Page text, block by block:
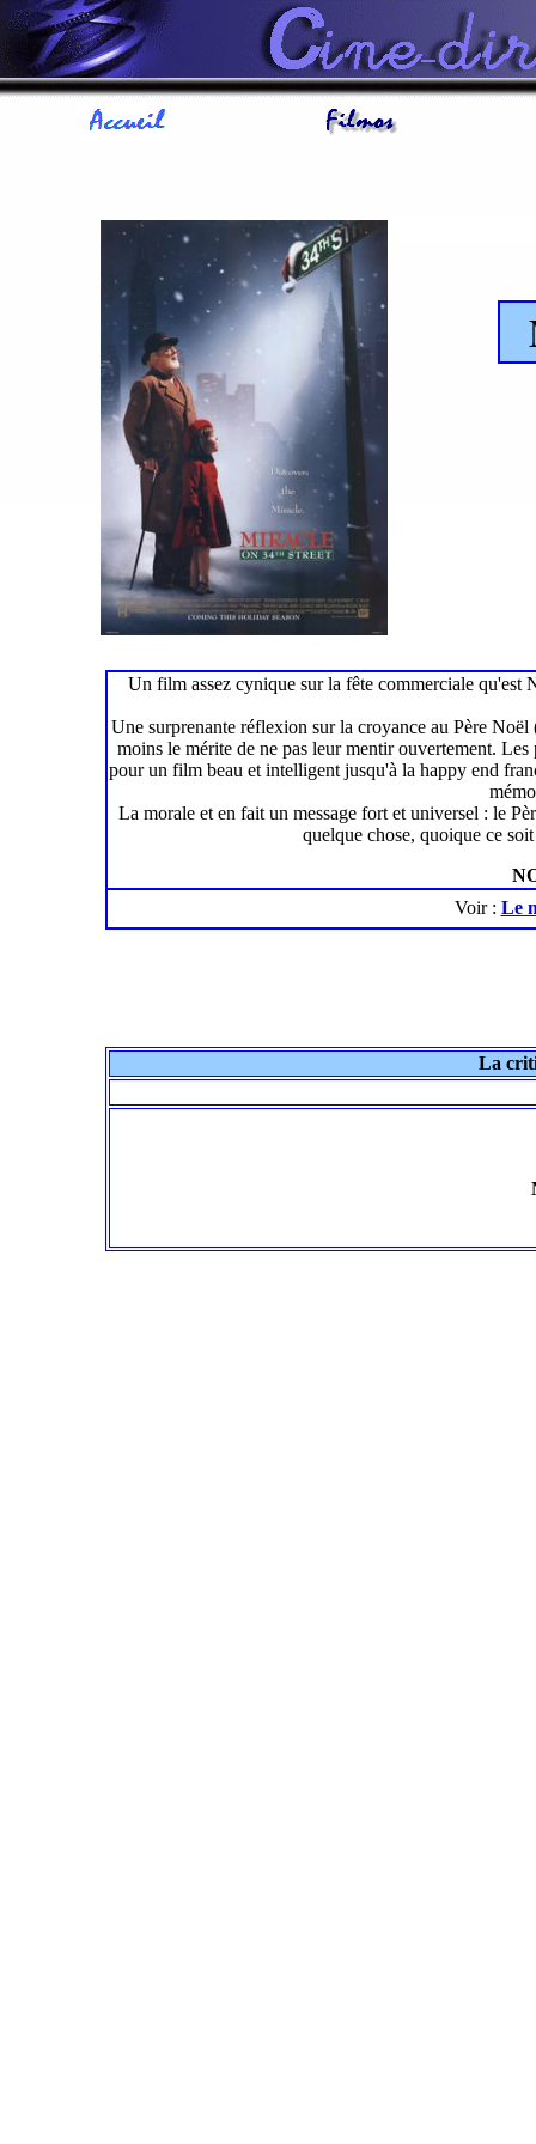
Un film assez cynique sur la fête commerciale qu'est
Une surprenante réflexion sur la croyance au Père
moins le mérite de ne pas leur mentir ouvertement.
pour un film beau et intelligent jusqu'à la happy end
La morale et en fait un message fort et universel : le
quelque chose, quoique ce
Voir : Le
La